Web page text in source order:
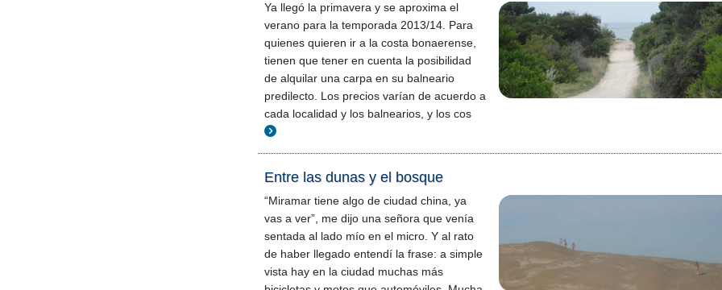
Ya llegó la primavera y se aproxima el
verano para la temporada 2013/14. Para
quienes quieren ir a la costa bonaerense,
tienen que tener en cuenta la posibilidad
de alquilar una carpa en su balneario
predilecto. Los precios varían de acuerdo a
cada localidad y los balnearios, y los cos
Entre las dunas y el bosque
“Miramar tiene algo de ciudad china, ya
vas a ver”, me dijo una señora que venía
sentada al lado mío en el micro. Y al rato
de haber llegado entendí la frase: a simple
vista hay en la ciudad muchas más